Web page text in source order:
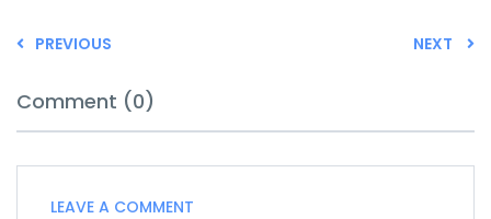
PREVIOUS NEXT
Comment (0)
LEAVE A COMMENT